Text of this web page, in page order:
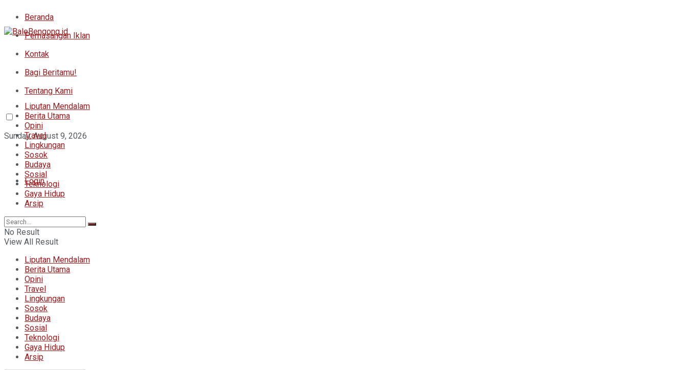
Beranda
Pemasangan Iklan
Kontak
Bagi Beritamu!
Tentang Kami
Sunday, August 9, 2026
Login
Liputan Mendalam
Berita Utama
Opini
Travel
Lingkungan
Sosok
Budaya
Sosial
Teknologi
Gaya Hidup
Arsip
No Result
View All Result
Liputan Mendalam
Berita Utama
Opini
Travel
Lingkungan
Sosok
Budaya
Sosial
Teknologi
Gaya Hidup
Arsip